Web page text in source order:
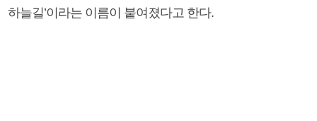
하늘길’이라는 이름이 붙여졌다고 한다.